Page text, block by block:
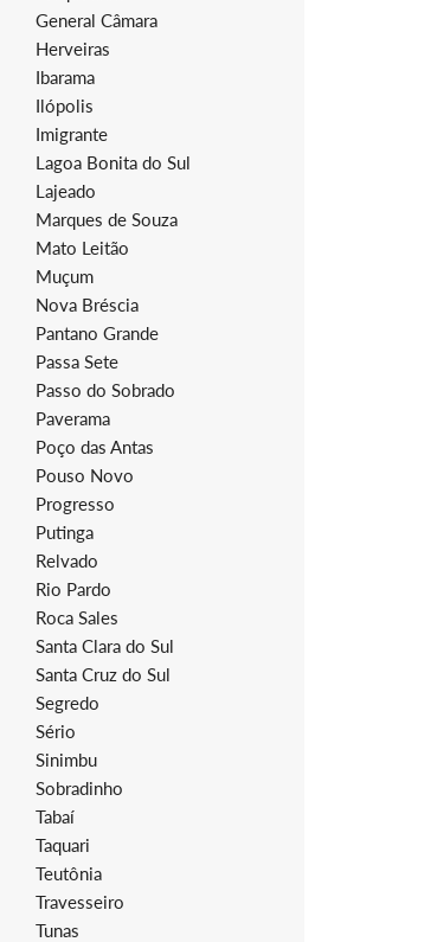
General Câmara
Herveiras
Ibarama
Ilópolis
Imigrante
Lagoa Bonita do Sul
Lajeado
Marques de Souza
Mato Leitão
Muçum
Nova Bréscia
Pantano Grande
Passa Sete
Passo do Sobrado
Paverama
Poço das Antas
Pouso Novo
Progresso
Putinga
Relvado
Rio Pardo
Roca Sales
Santa Clara do Sul
Santa Cruz do Sul
Segredo
Sério
Sinimbu
Sobradinho
Tabaí
Taquari
Teutônia
Travesseiro
Tunas